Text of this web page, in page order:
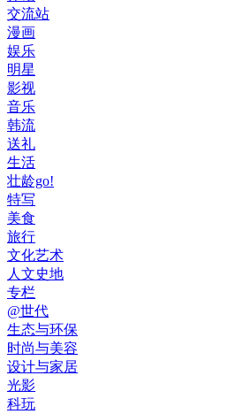
交流站
漫画
娱乐
明星
影视
音乐
韩流
送礼
生活
壮龄go!
特写
美食
旅行
文化艺术
人文史地
专栏
@世代
生态与环保
时尚与美容
设计与家居
光影
科玩